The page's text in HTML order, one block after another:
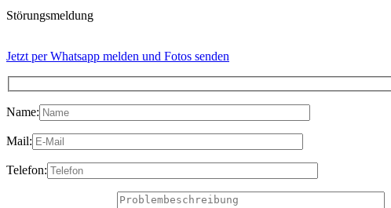
Störungsmeldung
Jetzt per Whatsapp melden und Fotos senden
Name:
Mail:
Telefon: